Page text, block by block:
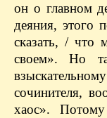
он о главном
деяния, этого
сказать, / что
своем». Но
сочинителя,
хаос».